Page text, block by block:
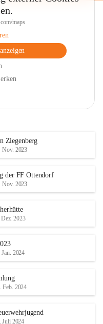
maps
Ziegenberg
Nov. 2023
der FF Ottendorf
Nov. 2023
2023
Jan. 2024
Feb. 2024
Juli 2024